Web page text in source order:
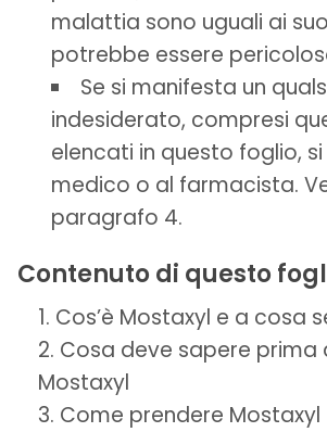
malattia sono uguali ai
potrebbe essere
Se si manifesta un
indesiderato, compresi
elencati in questo foglio,
medico o al farmacista.
paragrafo 4.
Contenuto di questo
Cos’è Mostaxyl e a cosa
Cosa deve sapere prima
Mostaxyl
Come prendere Mostaxyl